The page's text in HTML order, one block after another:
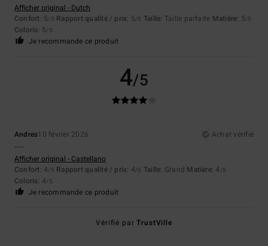
Afficher original - Dutch
Confort: 5/5 Rapport qualité / prix: 5/5 Taille: Taille parfaite Matière: 5/5
Coloris: 5/5
Je recommande ce produit
4/5
Andres10 février 2026
Achat vérifié
.....
Afficher original - Castellano
Confort: 4/5 Rapport qualité / prix: 4/5 Taille: Grand Matière: 4 /5
Coloris: 4/5
Je recommande ce produit
Vérifié parTrustVille